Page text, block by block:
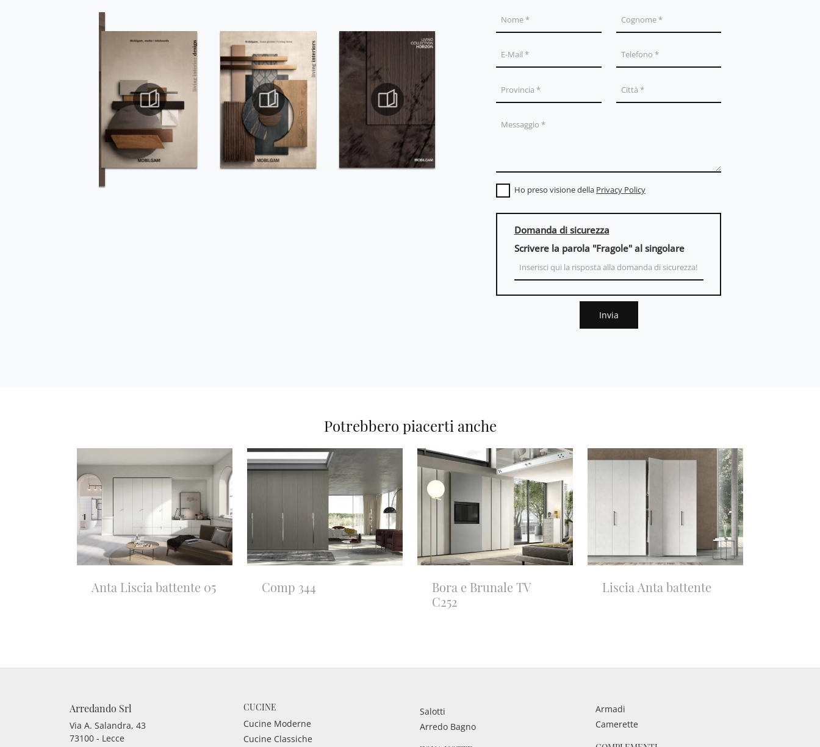
Ho preso visione della Privacy Policy
Domanda di sicurezza
Scrivere la parola "Fragole" al singolare
Invia
Potrebbero piacerti anche
Anta Liscia battente 05 Comp 344
Bora e Brunale TV
C252
Liscia Anta battente
Arredando Srl
Via A. Salandra, 43
73100 - Lecce
CUCINE
Cucine Moderne
Cucine Classiche
Salotti
Arredo Bagno
Armadi
Camerette